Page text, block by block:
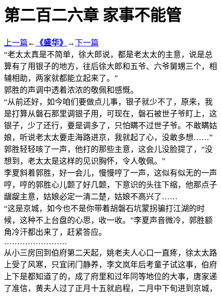
第二百二六章 家事不能管
上一篇 ← 《盛华》 →下一篇
“老太太真是不简单，徐大郎说，都是老太太的主意，说是总
算有了用银子的地方，往后徐大郎和五爷、六爷舅甥三个，相
辅相助，两家就都能立起来了。”
郭胜的声调中透着浓浓的敬佩和感慨。
“从前还好，如今咱们要做点儿事，银子就少不了，原来，我
是打算从磐石那里调银子用，可现在，磐石被世子爷盯上，这
银子，少了还行，要是调多了，只怕瞒不过世子爷。不敢瞒姑
娘，听说老太太要走海路进京，我就起了心，没敢多想……”
郭胜轻轻咳了一声，他打的那些主意，这会儿没脸提了，“没
想到，老太太是这样的见识胸怀，令人敬佩。”
李夏斜着郭胜，好一会儿，慢慢哼了一声，这似有似无的一声
哼，哼的郭胜心儿颤了好几颤，下意识的头往下缩，他那点子
龌龊主意，姑娘必定一清二楚，姑娘不高兴了……
“这是京城，如今也不是你带着胡磐石坑蒙拐骗打江湖的时
候，这种不上台盘的心思，收一收。”李夏声音微冷，郭胜额
角冷汗都出来了，赶紧答应。
……………………
从小三房回到伯府第二天起，姚老夫人心口一直疼，徐太太路
上受了风寒，只宜闭门静养，李文岚年后考童子试这事，伯府
上下是都知道了的，成了府里和过年同等地位的大事，唐家递
了准信，黄夫人过了正月十五就启程，二月中下旬进到京城，